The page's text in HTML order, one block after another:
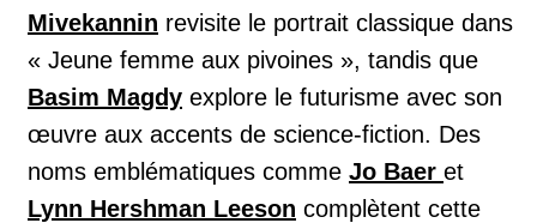
Mivekannin revisite le portrait classique dans
« Jeune femme aux pivoines », tandis que
Basim Magdy explore le futurisme avec son
œuvre aux accents de science-fiction. Des
noms emblématiques comme Jo Baer et
Lynn Hershman Leeson complètent cette